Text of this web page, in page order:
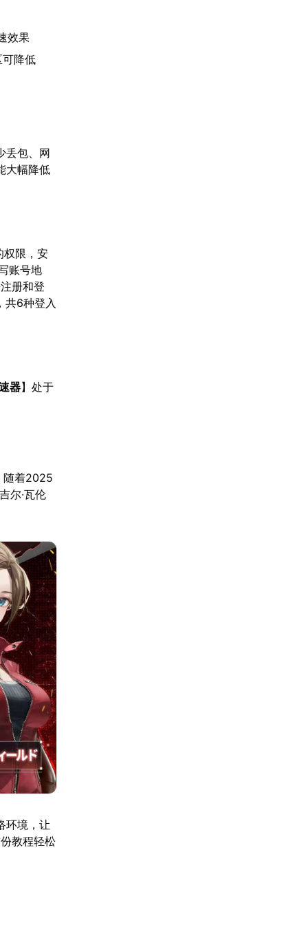
效果
降低
丢包、网
大幅降低
权限，安
账号地
册和登
共6种登入
器】处于
随着2025
尔·瓦伦
环境，让
教程轻松